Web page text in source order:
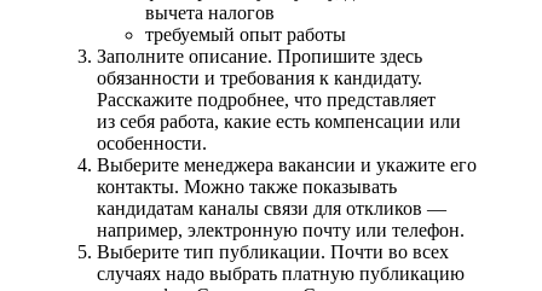
вычета налогов
требуемый опыт работы
Заполните описание. Пропишите здесь
обязанности и требования к кандидату.
Расскажите подробнее, что представляет
из себя работа, какие есть компенсации или
особенности.
Выберите менеджера вакансии и укажите его
контакты. Можно также показывать
кандидатам каналы связи для откликов —
например, электронную почту или телефон.
Выберите тип публикации. Почти во всех
случаях надо выбрать платную публикацию